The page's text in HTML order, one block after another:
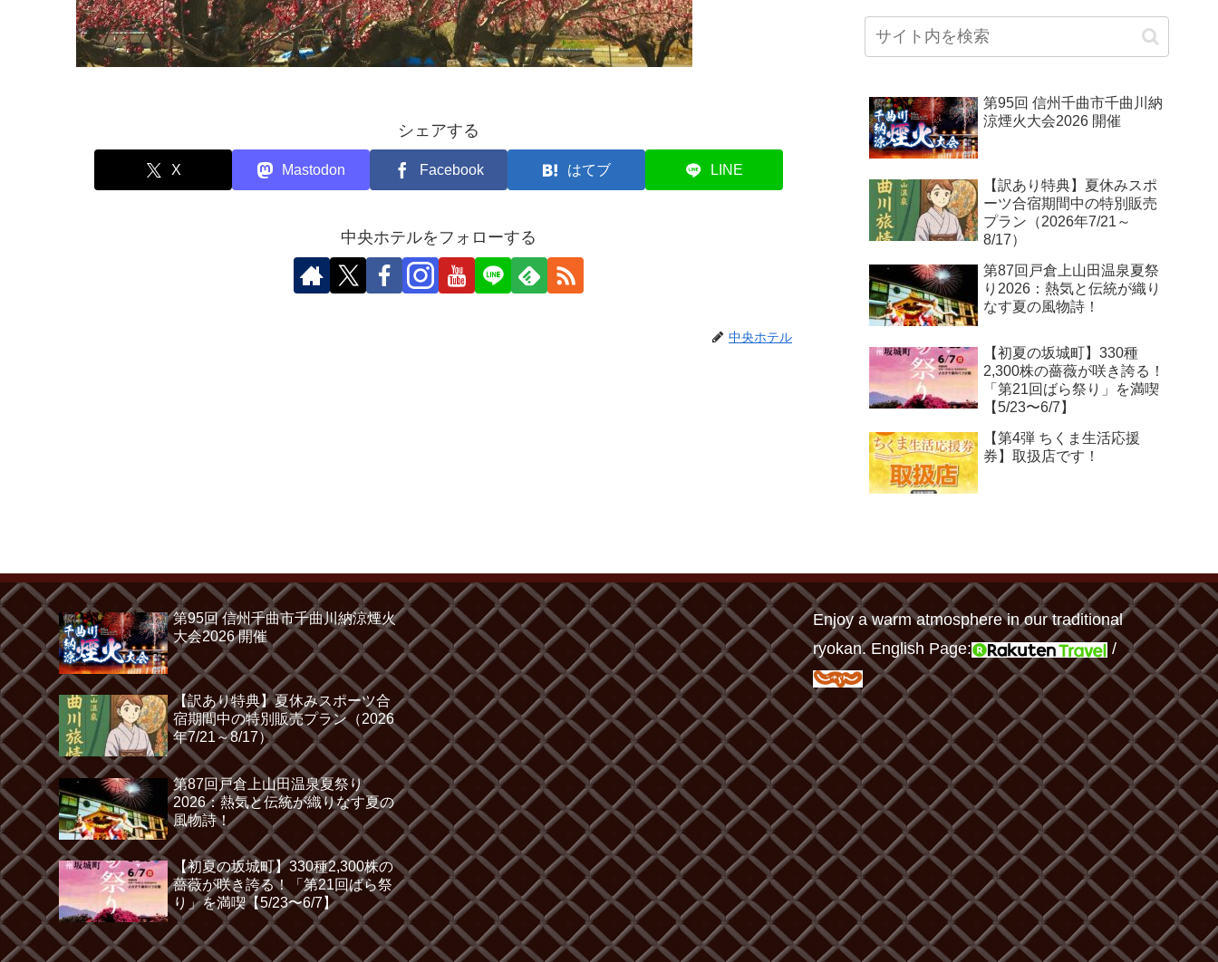
シェアする
X Mastodon Facebook はてブ LINE
中央ホテルをフォローする
中央ホテル
第95回 信州千曲市千曲川納
涼煙火大会2026 開催
【訳あり特典】夏休みスポ
ーツ合宿期間中の特別販売
プラン（2026年7/21～
8/17）
第87回戸倉上山田温泉夏祭
り2026：熱気と伝統が織り
なす夏の風物詩！
【初夏の坂城町】330種
2,300株の薔薇が咲き誇る！
「第21回ばら祭り」を満喫
【5/23〜6/7】
【第4弾 ちくま生活応援
券】取扱店です！
第95回 信州千曲市千曲川納涼煙火
大会2026 開催
【訳あり特典】夏休みスポーツ合
宿期間中の特別販売プラン（2026
年7/21～8/17）
第87回戸倉上山田温泉夏祭り
2026：熱気と伝統が織りなす夏の
風物詩！
【初夏の坂城町】330種2,300株の
薔薇が咲き誇る！「第21回ばら祭
り」を満喫【5/23〜6/7】
Enjoy a warm atmosphere in our traditional
ryokan. English Page:
/